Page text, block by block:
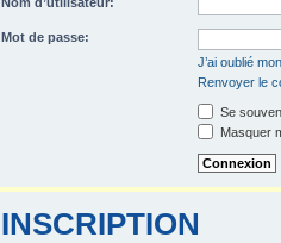
Mot de passe:
J’ai oublié
Renvoyer le
Se
Masquer
INSCRIPTION